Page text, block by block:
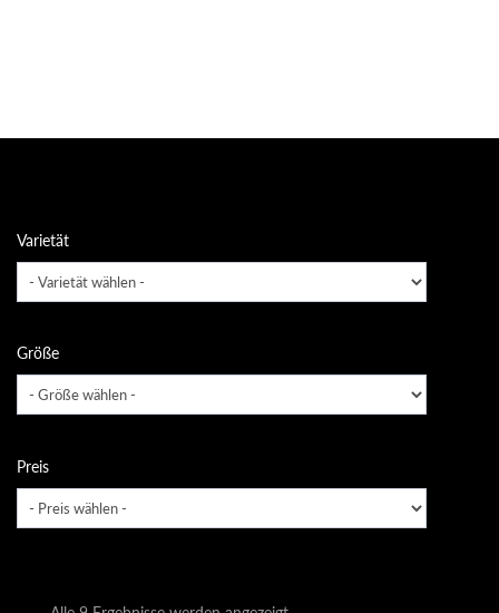
Varietät
Größe
Preis